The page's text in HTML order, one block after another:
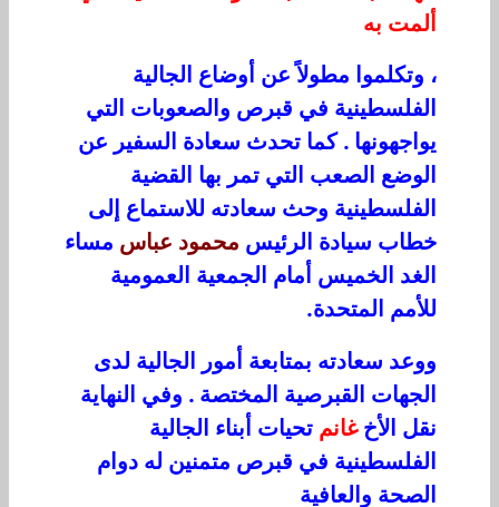
ألمت به
، وتكلموا مطولاً عن أوضاع الجالية
الفلسطينية في قبرص والصعوبات التي
يواجهونها . كما تحدث سعادة السفير عن
الوضع الصعب التي تمر بها القضية
الفلسطينية وحث سعادته للاستماع إلى
خطاب سيادة الرئيس محمود عباس مساء
الغد الخميس أمام الجمعية العمومية
للأمم المتحدة.
ووعد سعادته بمتابعة أمور الجالية لدى
الجهات القبرصية المختصة . وفي النهاية
نقل الأخغانم تحيات أبناء الجالية
الفلسطينية في قبرص متمنين له دوام
الصحة والعافية